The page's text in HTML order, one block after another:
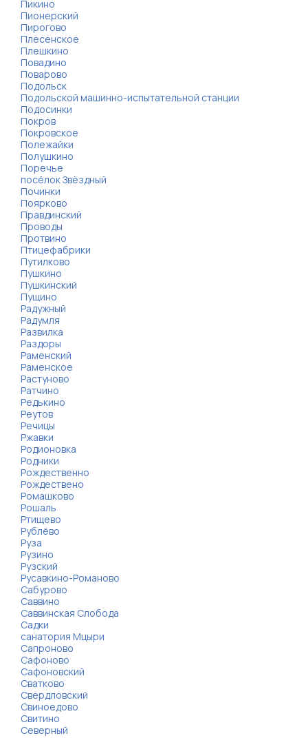
Пикино
Пионерский
Пирогово
Плесенское
Плешкино
Повадино
Поварово
Подольск
Подольской машинно-испытательной станции
Подосинки
Покров
Покровское
Полежайки
Полушкино
Поречье
посёлок Звёздный
Починки
Поярково
Правдинский
Проводы
Протвино
Птицефабрики
Путилково
Пушкино
Пушкинский
Пущино
Радужный
Радумля
Развилка
Раздоры
Раменский
Раменское
Растуново
Ратчино
Редькино
Реутов
Речицы
Ржавки
Родионовка
Родники
Рождественно
Рождествено
Ромашково
Рошаль
Ртищево
Рублёво
Руза
Рузино
Рузский
Русавкино-Романово
Сабурово
Саввино
Саввинская Слобода
Садки
санатория Мцыри
Сапроново
Сафоново
Сафоновский
Сватково
Свердловский
Свиноедово
Свитино
Северный